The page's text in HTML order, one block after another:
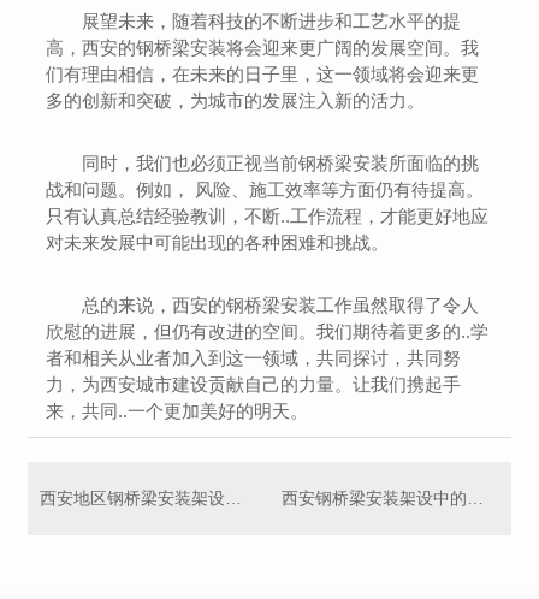
展望未来，随着科技的不断进步和工艺水平的提
高，西安的钢桥梁安装将会迎来更广阔的发展空间。我
们有理由相信，在未来的日子里，这一领域将会迎来更
多的创新和突破，为城市的发展注入新的活力。
同时，我们也必须正视当前钢桥梁安装所面临的挑
战和问题。例如， 风险、施工效率等方面仍有待提高。
只有认真总结经验教训，不断..工作流程，才能更好地应
对未来发展中可能出现的各种困难和挑战。
总的来说，西安的钢桥梁安装工作虽然取得了令人
欣慰的进展，但仍有改进的空间。我们期待着更多的..学
者和相关从业者加入到这一领域，共同探讨，共同努
力，为西安城市建设贡献自己的力量。让我们携起手
来，共同..一个更加美好的明天。